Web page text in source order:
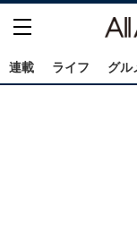
連載 ライフ グル